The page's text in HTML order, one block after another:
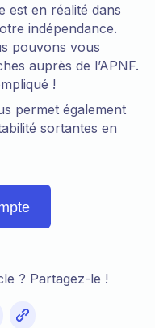
est en réalité dans
indépendance.
pouvons vous
auprès de l’APNF.
!
permet également
sortantes en
? Partagez-le !